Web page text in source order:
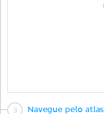
Navegue pelo atlas